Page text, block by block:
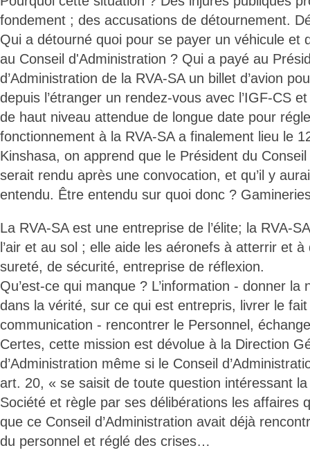
fondement ; des accusations de détournement.
Qui a détourné quoi pour se payer un véhicule et
au Conseil d'Administration ? Qui a payé au
d’Administration de la RVA-SA un billet d’avion
depuis l’étranger un rendez-vous avec l’IGF-CS
de haut niveau attendue de longue date pour
fonctionnement à la RVA-SA a finalement lieu le
Kinshasa, on apprend que le Président du Conseil
serait rendu après une convocation, et qu’il y
entendu. Être entendu sur quoi donc ?
La RVA-SA est une entreprise de l’élite; la RVA-
l’air et au sol ; elle aide les aéronefs à atterrir et
sureté, de sécurité, entreprise de réflexion.
Qu’est-ce qui manque ? L’information - donner la
dans la vérité, sur ce qui est entrepris, livrer le
communication - rencontrer le Personnel,
Certes, cette mission est dévolue à la Direction
d’Administration même si le Conseil
art. 20, « se saisit de toute question intéressant
Société et règle par ses délibérations les affaires
que ce Conseil d’Administration avait déjà
du personnel et réglé des crises…